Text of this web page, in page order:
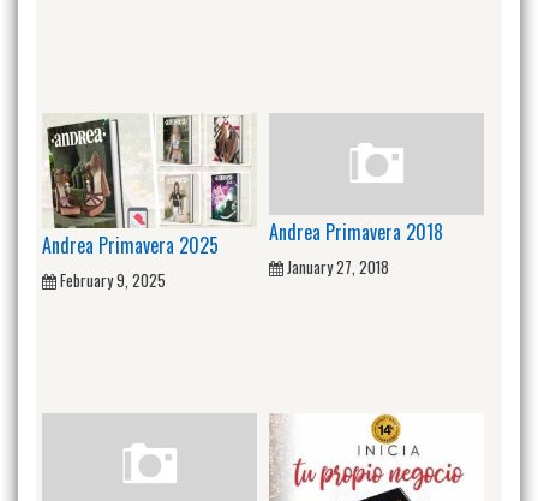
Andrea Primavera 2025
February 9, 2025
Andrea Primavera 2018
January 27, 2018